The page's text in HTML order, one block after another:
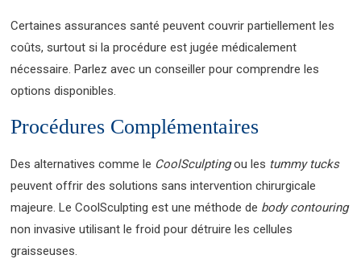
Certaines assurances santé peuvent couvrir partiellement les
coûts, surtout si la procédure est jugée médicalement
nécessaire. Parlez avec un conseiller pour comprendre les
options disponibles.
Procédures Complémentaires
Des alternatives comme le CoolSculptingou les tummy tucks
peuvent offrir des solutions sans intervention chirurgicale
majeure. Le CoolSculpting est une méthode de body contouring
non invasive utilisant le froid pour détruire les cellules
graisseuses.